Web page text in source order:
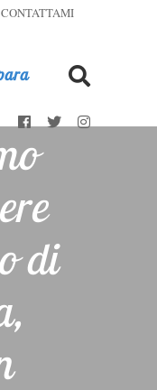
CONTATTAMI
di